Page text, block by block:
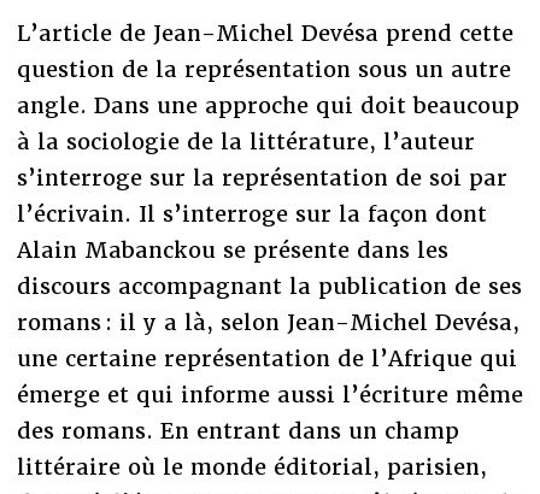
L’article de Jean-Michel Devésa prend cette
question de la représentation sous un autre
angle. Dans une approche qui doit beaucoup
à la sociologie de la littérature, l’auteur
s’interroge sur la représentation de soi par
l’écrivain. Il s’interroge sur la façon dont
Alain Mabanckou se présente dans les
discours accompagnant la publication de ses
romans : il y a là, selon Jean-Michel Devésa,
une certaine représentation de l’Afrique qui
émerge et qui informe aussi l’écriture même
des romans. En entrant dans un champ
littéraire où le monde éditorial, parisien,